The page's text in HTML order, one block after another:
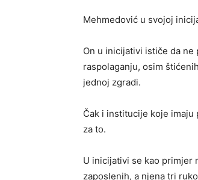
Mehmedović u svojoj
On u inicijativi ističe da
raspolaganju, osim
jednoj zgradi.
Čak i institucije koje imaju
za to.
U inicijativi se kao primjer
zaposlenih, a njena tri